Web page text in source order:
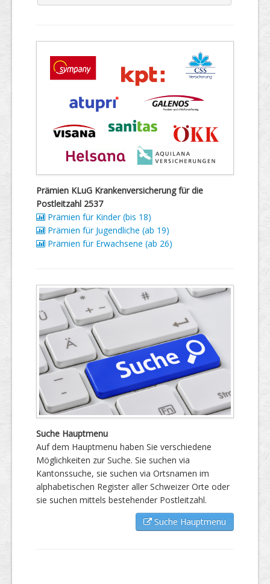
Prämien KLuG Krankenversicherung für die
Postleitzahl 2537
Prämien für Kinder (bis 18)
Prämien für Jugendliche (ab 19)
Prämien für Erwachsene (ab 26)
Suche Hauptmenu
Auf dem Hauptmenu haben Sie verschiedene
Möglichkeiten zur Suche. Sie suchen via
Kantonssuche, sie suchen via Ortsnamen im
alphabetischen Register aller Schweizer Orte oder
sie suchen mittels bestehender Postleitzahl.
Suche Hauptmenu